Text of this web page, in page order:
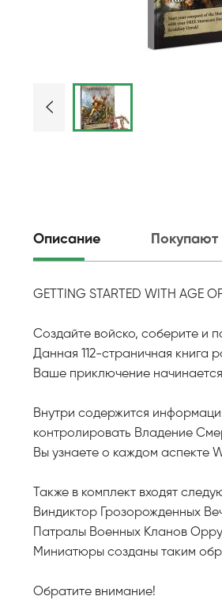
Описание Покупают
GETTING STARTED WITH AGE
Создайте войско, соберите и
Данная 112-страничная книга
Ваше приключение начинается
Внутри содержится
контролировать Владение
Вы узнаете о каждом аспекте
Также в комплект входят
Виндиктор Грозорожденных
Патралы Военных Кланов
Миниатюры созданы таким
Обратите внимание!